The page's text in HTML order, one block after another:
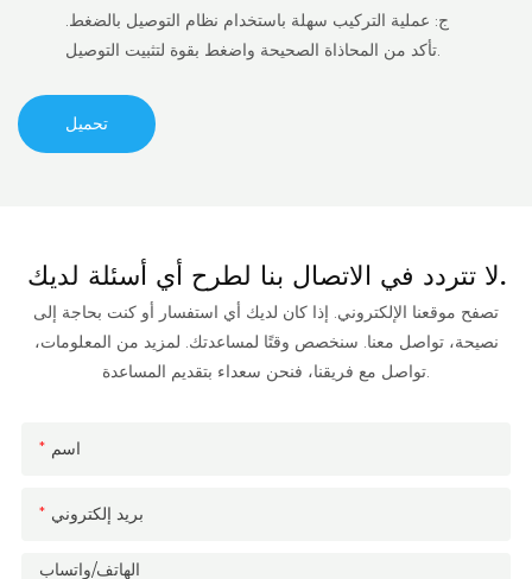
ج: عملية التركيب سهلة باستخدام نظام التوصيل بالضغط.
تأكد من المحاذاة الصحيحة واضغط بقوة لتثبيت التوصيل.
تحميل
لا تتردد في الاتصال بنا لطرح أي أسئلة لديك.
تصفح موقعنا الإلكتروني. إذا كان لديك أي استفسار أو كنت بحاجة إلى
نصيحة، تواصل معنا. سنخصص وقتًا لمساعدتك. لمزيد من المعلومات،
تواصل مع فريقنا، فنحن سعداء بتقديم المساعدة.
اسم
بريد إلكتروني
الهاتف/واتساب